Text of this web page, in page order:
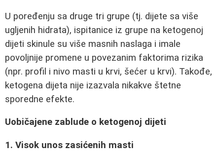
U poređenju sa druge tri grupe (tj. dijete sa više
ugljenih hidrata), ispitanice iz grupe na ketogenoj
dijeti skinule su više masnih naslaga i imale
povoljnije promene u povezanim faktorima rizika
(npr. profil i nivo masti u krvi, šećer u krvi). Takođe,
ketogena dijeta nije izazvala nikakve štetne
sporedne efekte.
Uobičajene zablude o ketogenoj dijeti
1. Visok unos zasićenih masti